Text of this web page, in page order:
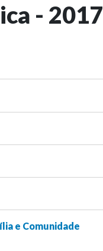
- 2017
e Comunidade